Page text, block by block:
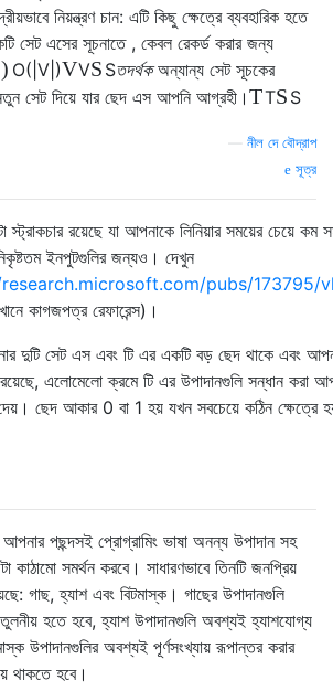
নিয়ন্ত্রণ চান: এটি কিছু ক্ষেত্রে ব্যবহারিক হতে
সেটএসের সূচনাতে, কেবল রেকর্ড করার জন্য
|) O( V )VVS Sতদর্থকঅন্যান্য সেট সূচকের
সেট দিয়ে যার ছেদ এস আপনি আগ্রহী। TTS S
নীল দে বৌদ্রাপ
সূত্র
স্ট্রাকচার রয়েছে যা আপনাকে লিনিয়ার সময়ের চেয়ে কম
ইনপুটগুলির জন্যও। দেখুন
pubs/173795/
কাগজপত্র রেফারেন্স)।
দুটি সেট এস এবং টি এর একটি বড় ছেদ থাকে এবং
এলোমেলো ক্রমে টি এর উপাদানগুলি সন্ধান করা
ছেদ আকার 0 বা 1 হয় যখন সবচেয়ে কঠিন ক্ষেত্রে
আপনার পছন্দসই প্রোগ্রামিং ভাষা অনন্য উপাদান সহ
কাঠামো সমর্থন করবে। সাধারণভাবে তিনটি জনপ্রিয়
গাছ, হ্যাশ এবং বিটমাস্ক। গাছের উপাদানগুলি
হতে হবে, হ্যাশ উপাদানগুলি অবশ্যই হ্যাশযোগ্য
উপাদানগুলির অবশ্যই পূর্ণসংখ্যায় রূপান্তর করার
থাকতে হবে।